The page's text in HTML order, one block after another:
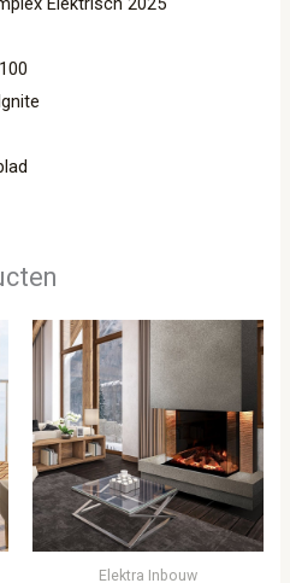
Elektra Inbouw